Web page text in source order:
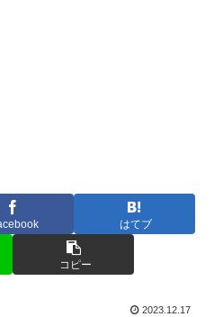
はてブ
コピー
2023.12.17